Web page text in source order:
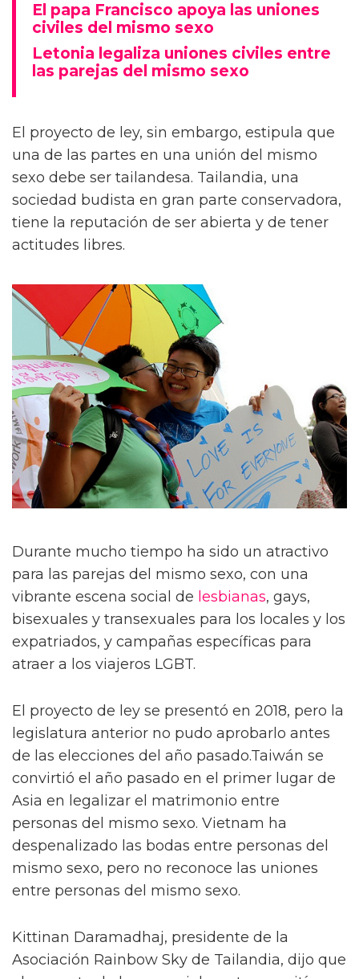
El papa Francisco apoya las uniones
civiles del mismo sexo
Letonia legaliza uniones civiles entre
las parejas del mismo sexo
El proyecto de ley, sin embargo, estipula que
una de las partes en una unión del mismo
sexo debe ser tailandesa. Tailandia, una
sociedad budista en gran parte conservadora,
tiene la reputación de ser abierta y de tener
actitudes libres.
Durante mucho tiempo ha sido un atractivo
para las parejas del mismo sexo, con una
vibrante escena social de lesbianas, gays,
bisexuales y transexuales para los locales y los
expatriados, y campañas específicas para
atraer a los viajeros LGBT.
El proyecto de ley se presentó en 2018, pero la
legislatura anterior no pudo aprobarlo antes
de las elecciones del año pasado.Taiwán se
convirtió el año pasado en el primer lugar de
Asia en legalizar el matrimonio entre
personas del mismo sexo. Vietnam ha
despenalizado las bodas entre personas del
mismo sexo, pero no reconoce las uniones
entre personas del mismo sexo.
Kittinan Daramadhaj, presidente de la
Asociación Rainbow Sky de Tailandia, dijo que